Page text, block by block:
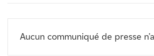
Aucun communiqué de presse